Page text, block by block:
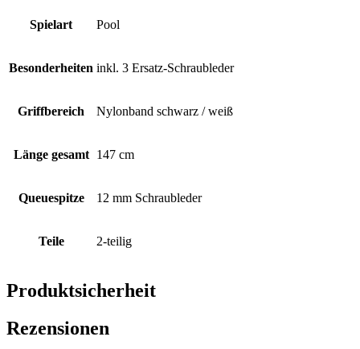
Spielart Pool
Besonderheiten inkl. 3 Ersatz-Schraubleder
Griffbereich Nylonband schwarz / weiß
Länge gesamt 147 cm
Queuespitze 12 mm Schraubleder
Teile 2-teilig
Produktsicherheit
Rezensionen